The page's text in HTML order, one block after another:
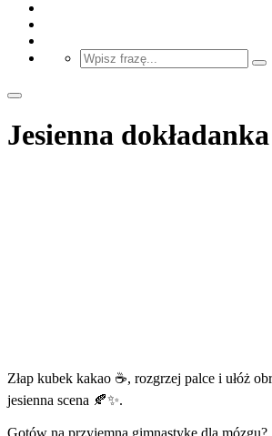
Jesienna
Złap kubek kakao ☕, rozgrzej palce i ułóż
jesienna scena 🍂✨.
Gotów na przyjemną gimnastykę dla